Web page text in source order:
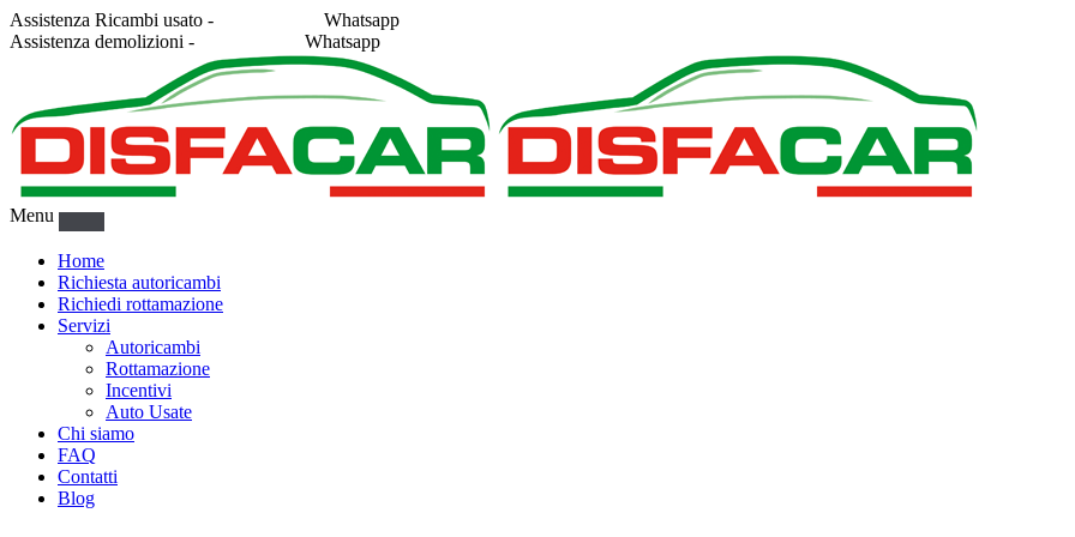
Assistenza Ricambi usato -
Whatsapp
Assistenza demolizioni -
Whatsapp
Menu
Home
Richiesta autoricambi
Richiedi rottamazione
Servizi
Autoricambi
Rottamazione
Incentivi
Auto Usate
Chi siamo
FAQ
Contatti
Blog